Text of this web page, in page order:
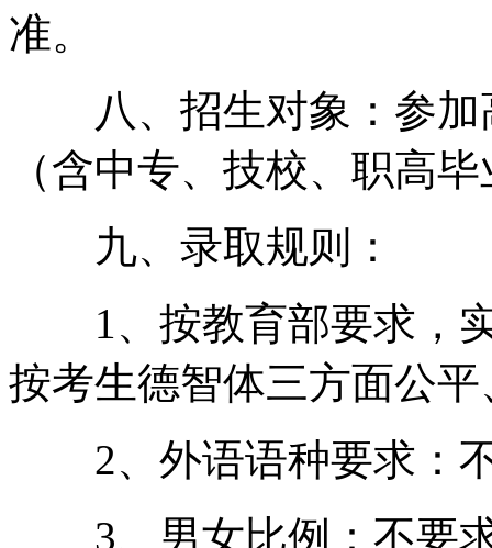
准。
八、招生对象：参加
（含中专、技校、职高
九、录取规则：
1、按教育部要求，实
按考生德智体三方面公
2、外语语种要求：
3、男女比例：不要